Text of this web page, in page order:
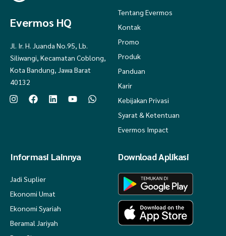
Evermos HQ
Jl. Ir. H. Juanda No.95, Lb.
Siliwangi, Kecamatan Coblong,
Kota Bandung, Jawa Barat
40132
Tentang Evermos
Kontak
Promo
Produk
Panduan
Karir
Kebijakan Privasi
Syarat & Ketentuan
Evermos Impact
Informasi Lainnya
Jadi Suplier
Ekonomi Umat
Ekonomi Syariah
Beramal Jariyah
Download Aplikasi